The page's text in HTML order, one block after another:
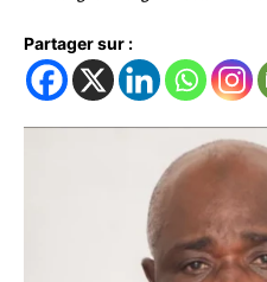
Partager sur :